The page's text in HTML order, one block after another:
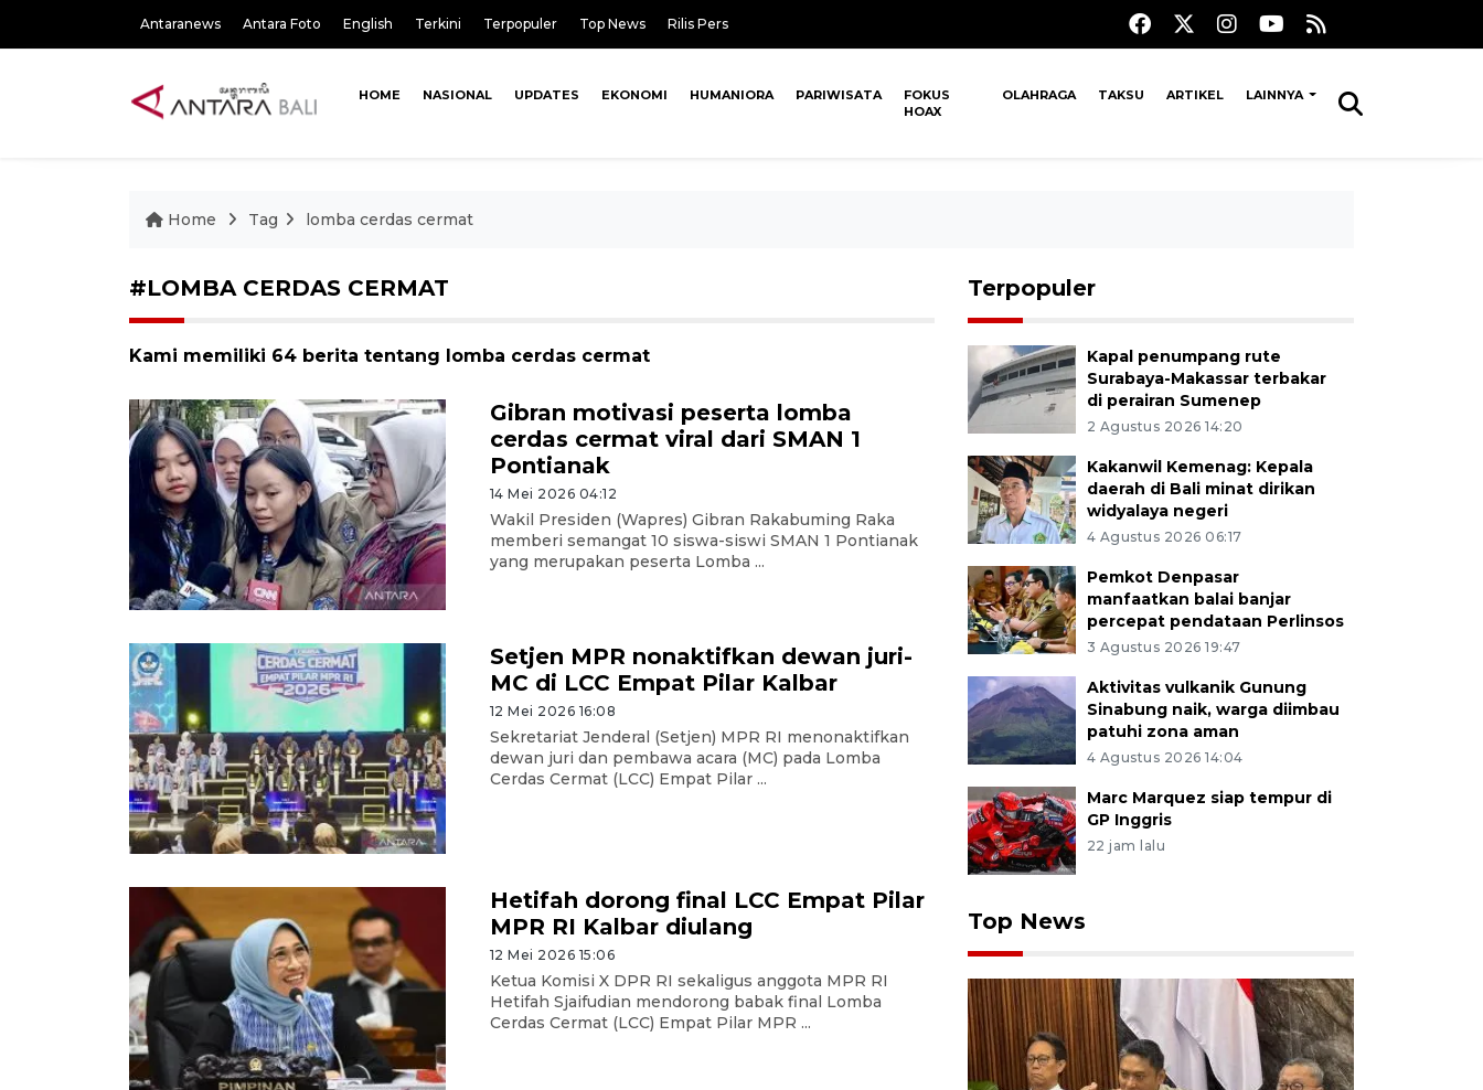
Antaranews Antara Foto English Terkini Terpopuler Top News Rilis Pers
HOME NASIONAL UPDATES EKONOMI HUMANIORA PARIWISATA
FOKUS
HOAX
OLAHRAGA TAKSU ARTIKEL LAINNYA
Home Tag lomba cerdas cermat
#LOMBA CERDAS CERMAT
Kami memiliki 64 berita tentang lomba cerdas cermat
Gibran motivasi peserta lomba
cerdas cermat viral dari SMAN 1
Pontianak
14 Mei 2026 04:12
Wakil Presiden (Wapres) Gibran Rakabuming Raka
memberi semangat 10 siswa-siswi SMAN 1 Pontianak
yang merupakan peserta Lomba ...
Setjen MPR nonaktifkan dewan juri-
MC di LCC Empat Pilar Kalbar
12 Mei 2026 16:08
Sekretariat Jenderal (Setjen) MPR RI menonaktifkan
dewan juri dan pembawa acara (MC) pada Lomba
Cerdas Cermat (LCC) Empat Pilar ...
Hetifah dorong final LCC Empat Pilar
MPR RI Kalbar diulang
12 Mei 2026 15:06
Ketua Komisi X DPR RI sekaligus anggota MPR RI
Hetifah Sjaifudian mendorong babak final Lomba
Cerdas Cermat (LCC) Empat Pilar MPR ...
Terpopuler
Kapal penumpang rute
Surabaya-Makassar terbakar
di perairan Sumenep
2 Agustus 2026 14:20
Kakanwil Kemenag: Kepala
daerah di Bali minat dirikan
widyalaya negeri
4 Agustus 2026 06:17
Pemkot Denpasar
manfaatkan balai banjar
percepat pendataan Perlinsos
3 Agustus 2026 19:47
Aktivitas vulkanik Gunung
Sinabung naik, warga diimbau
patuhi zona aman
4 Agustus 2026 14:04
Marc Marquez siap tempur di
GP Inggris
22 jam lalu
Top News